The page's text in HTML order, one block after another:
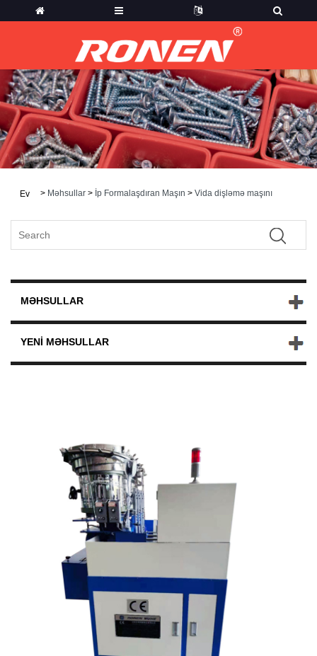
Ev > Məhsullar > İp Formalaşdıran Maşın > Vida dişləmə maşını
MƏHSULLAR
YENI MƏHSULLAR